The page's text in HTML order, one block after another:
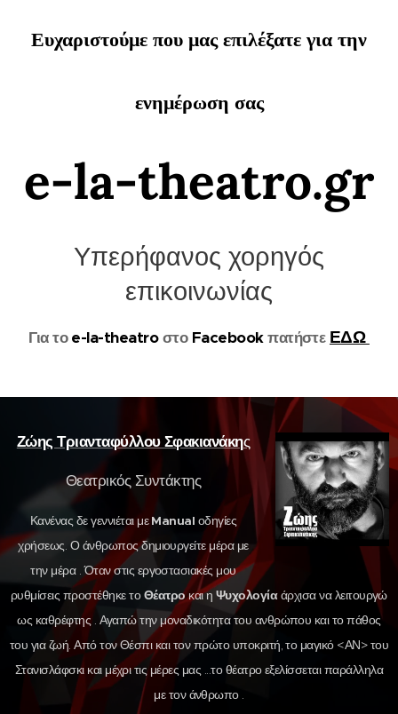
Ευχαριστούμε που μας επιλέξατε για την
ενημέρωση σας
e-la-theatro.gr
Υπερήφανος χορηγός
επικοινωνίας
Για τοe-la-theatroστο Facebookπατήστε ΕΔΩ
Ζώης Τριανταφύλλου Σφακιανάκης
Θεατρικός Συντάκτης
Κανένας δε γεννιέται μεManual οδηγίες
χρήσεως. Ο άνθρωπος δημιουργείτε μέρα με
την μέρα . Όταν στις εργοστασιακές μου
ρυθμίσεις προστέθηκε τοΘέατροκαι η Ψυχολογίαάρχισα να λειτουργώ
ως καθρέφτης . Αγαπώ την μοναδικότητα του ανθρώπου και το πάθος
του για ζωή. Από τον Θέσπι και τον πρώτο υποκριτή, το μαγικό <ΑΝ> του
Στανισλάφσκι και μέχρι τις μέρες μας ...το θέατρο εξελίσσεται παράλληλα
με τον άνθρωπο .